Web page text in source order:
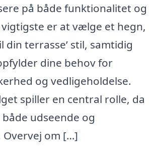
på både funktionalitet og
er at vælge et hegn,
din terrasse’ stil, samtidig
dine behov for
og vedligeholdelse.
spiller en central rolle, da
udseende og
om […]